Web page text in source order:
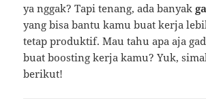
ya nggak? Tapi tenang, ada banyak
yang bisa bantu kamu buat kerja
tetap produktif. Mau tahu apa aja
buat boosting kerja kamu? Yuk,
berikut!